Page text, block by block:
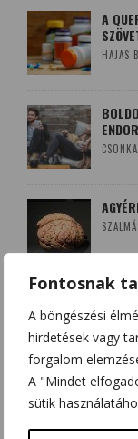
Fontosnak
A böngészési
hirdetések vagy
forgalom
A "Mindet
sütik
A
HAJAS